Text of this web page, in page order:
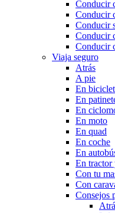
Conducir
Conducir
Conducir
Conducir
Conducir
Viaja seguro
Atrás
A pie
En
En
En
En moto
En quad
En coche
En
En tractor
Con tu
Con
Consejos